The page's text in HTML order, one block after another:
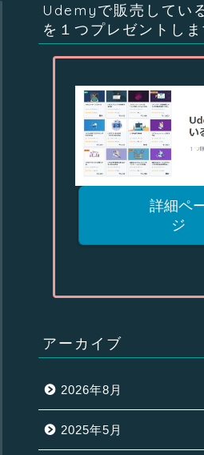
Udemyで販売してい
を１つプレゼントしま
詳細ペ
ジ
アーカイブ
2026年8月
2025年5月